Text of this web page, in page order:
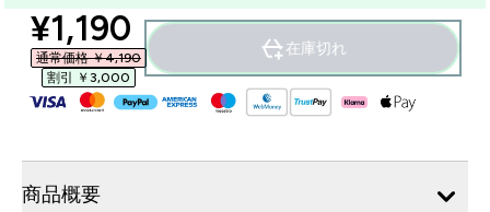
discounted price
¥1,190‎
通常価格 ￥4,190‎
割引 ￥3,000‎
在庫切れ
商品概要